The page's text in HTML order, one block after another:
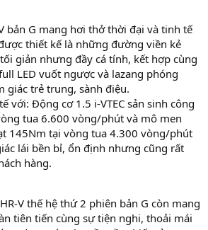
bản G mang hơi thở thời đại và tinh tế
thiết kế là những đường viền kẻ
giản nhưng đầy cá tính, kết hợp cùng
LED vuốt ngược và lazang phóng
giác trẻ trung, sành điệu.
với: Động cơ 1.5 i-VTEC sản sinh công
tua 6.600 vòng/phút và mô men
145Nm tại vòng tua 4.300 vòng/phút
lái bền bỉ, ổn định nhưng cũng rất
hàng.
V thế hệ thứ 2 phiên bản G còn mang
tiên tiến cùng sự tiện nghi, thoải mái